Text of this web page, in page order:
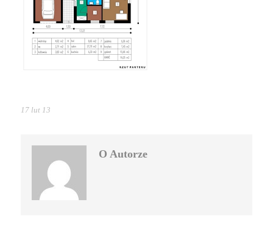
17 lut 13
O Autorze